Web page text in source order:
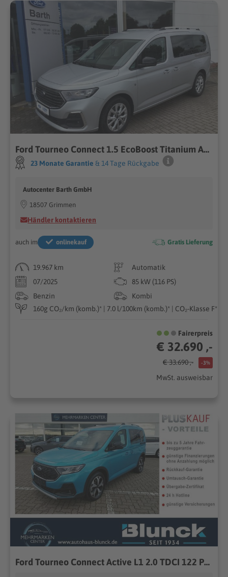
Ford Tourneo Connect 1.5 EcoBoost Titanium ACC
23 Monate Garantie & 14 Tage Rückgabe
Autocenter Barth GmbH
18507 Grimmen
Händler kontaktieren
auch im onlinekauf Gratis Lieferung
19.967 km
Automatik
07/2025
85 kW (116 PS)
Benzin
Kombi
160g CO₂/km (komb.)* | 7.0 l/100km (komb.)* | CO₂-Klasse F*
Fairerpreis
€ 32.690 ,-
€ 33.690 ,- -3%
MwSt. ausweisbar
Ford Tourneo Connect Active L1 2.0 TDCI 122 PS...